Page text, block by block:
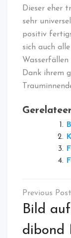
Dieser eher
sehr
positiv
sich auch
Dank ihrem
Bericht
Bild
dibond